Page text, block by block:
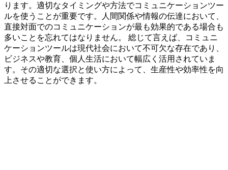
ります。適切なタイミングや方法でコミュニケーションツー
ルを使うことが重要です。人間関係や情報の伝達において、
直接対面でのコミュニケーションが最も効果的である場合も
多いことを忘れてはなりません。 総じて言えば、コミュニ
ケーションツールは現代社会において不可欠な存在であり、
ビジネスや教育、個人生活において幅広く活用されていま
す。その適切な選択と使い方によって、生産性や効率性を向
上させることができます。